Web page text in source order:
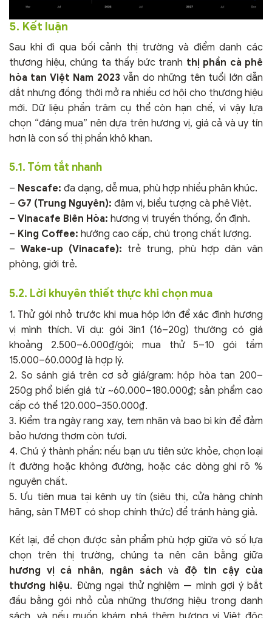
5. Kết luận
Sau khi đi qua bối cảnh thị trường và điểm danh các
thương hiệu, chúng ta thấy bức tranh thị phần cà phê
hòa tan Việt Nam 2023 vẫn do những tên tuổi lớn dẫn
dắt nhưng đồng thời mở ra nhiều cơ hội cho thương hiệu
mới. Dữ liệu phần trăm cụ thể còn hạn chế, vì vậy lựa
chọn “đáng mua” nên dựa trên hương vị, giá cả và uy tín
hơn là con số thị phần khô khan.
5.1. Tóm tắt nhanh
– Nescafe: đa dạng, dễ mua, phù hợp nhiều phân khúc.
– G7 (Trung Nguyên): đậm vị, biểu tượng cà phê Việt.
– Vinacafe Biên Hòa: hương vị truyền thống, ổn định.
– King Coffee: hướng cao cấp, chú trọng chất lượng.
– Wake-up (Vinacafe): trẻ trung, phù hợp dân văn
phòng, giới trẻ.
5.2. Lời khuyên thiết thực khi chọn mua
1. Thử gói nhỏ trước khi mua hộp lớn để xác định hương
vị mình thích. Ví dụ: gói 3in1 (16–20g) thường có giá
khoảng 2.500–6.000₫/gói; mua thử 5–10 gói tầm
15.000–60.000₫ là hợp lý.
2. So sánh giá trên cơ sở giá/gram: hộp hòa tan 200–
250g phổ biến giá từ ~60.000–180.000₫; sản phẩm cao
cấp có thể 120.000–350.000₫.
3. Kiểm tra ngày rang xay, tem nhãn và bao bì kín để đảm
bảo hương thơm còn tươi.
4. Chú ý thành phần: nếu bạn ưu tiên sức khỏe, chọn loại
ít đường hoặc không đường, hoặc các dòng ghi rõ %
nguyên chất.
5. Ưu tiên mua tại kênh uy tín (siêu thị, cửa hàng chính
hãng, sàn TMĐT có shop chính thức) để tránh hàng giả.
Kết lại, để chọn được sản phẩm phù hợp giữa vô số lựa
chọn trên thị trường, chúng ta nên cân bằng giữa
hương vị cá nhân, ngân sách và độ tin cậy của
thương hiệu. Đừng ngại thử nghiệm — mình gợi ý bắt
đầu bằng gói nhỏ của những thương hiệu trong danh